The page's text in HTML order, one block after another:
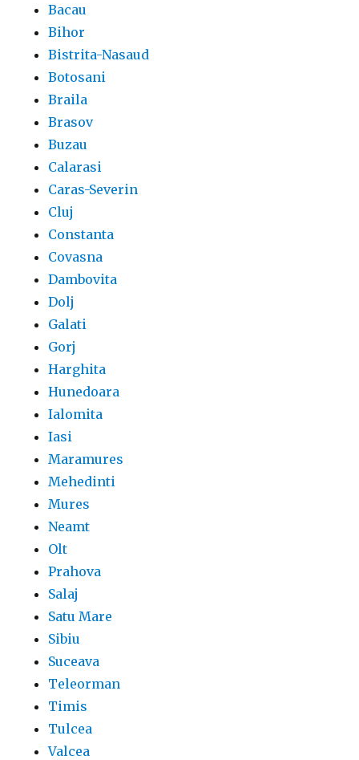
Bacau
Bihor
Bistrita-Nasaud
Botosani
Braila
Brasov
Buzau
Calarasi
Caras-Severin
Cluj
Constanta
Covasna
Dambovita
Dolj
Galati
Gorj
Harghita
Hunedoara
Ialomita
Iasi
Maramures
Mehedinti
Mures
Neamt
Olt
Prahova
Salaj
Satu Mare
Sibiu
Suceava
Teleorman
Timis
Tulcea
Valcea